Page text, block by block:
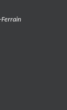
Ferrain